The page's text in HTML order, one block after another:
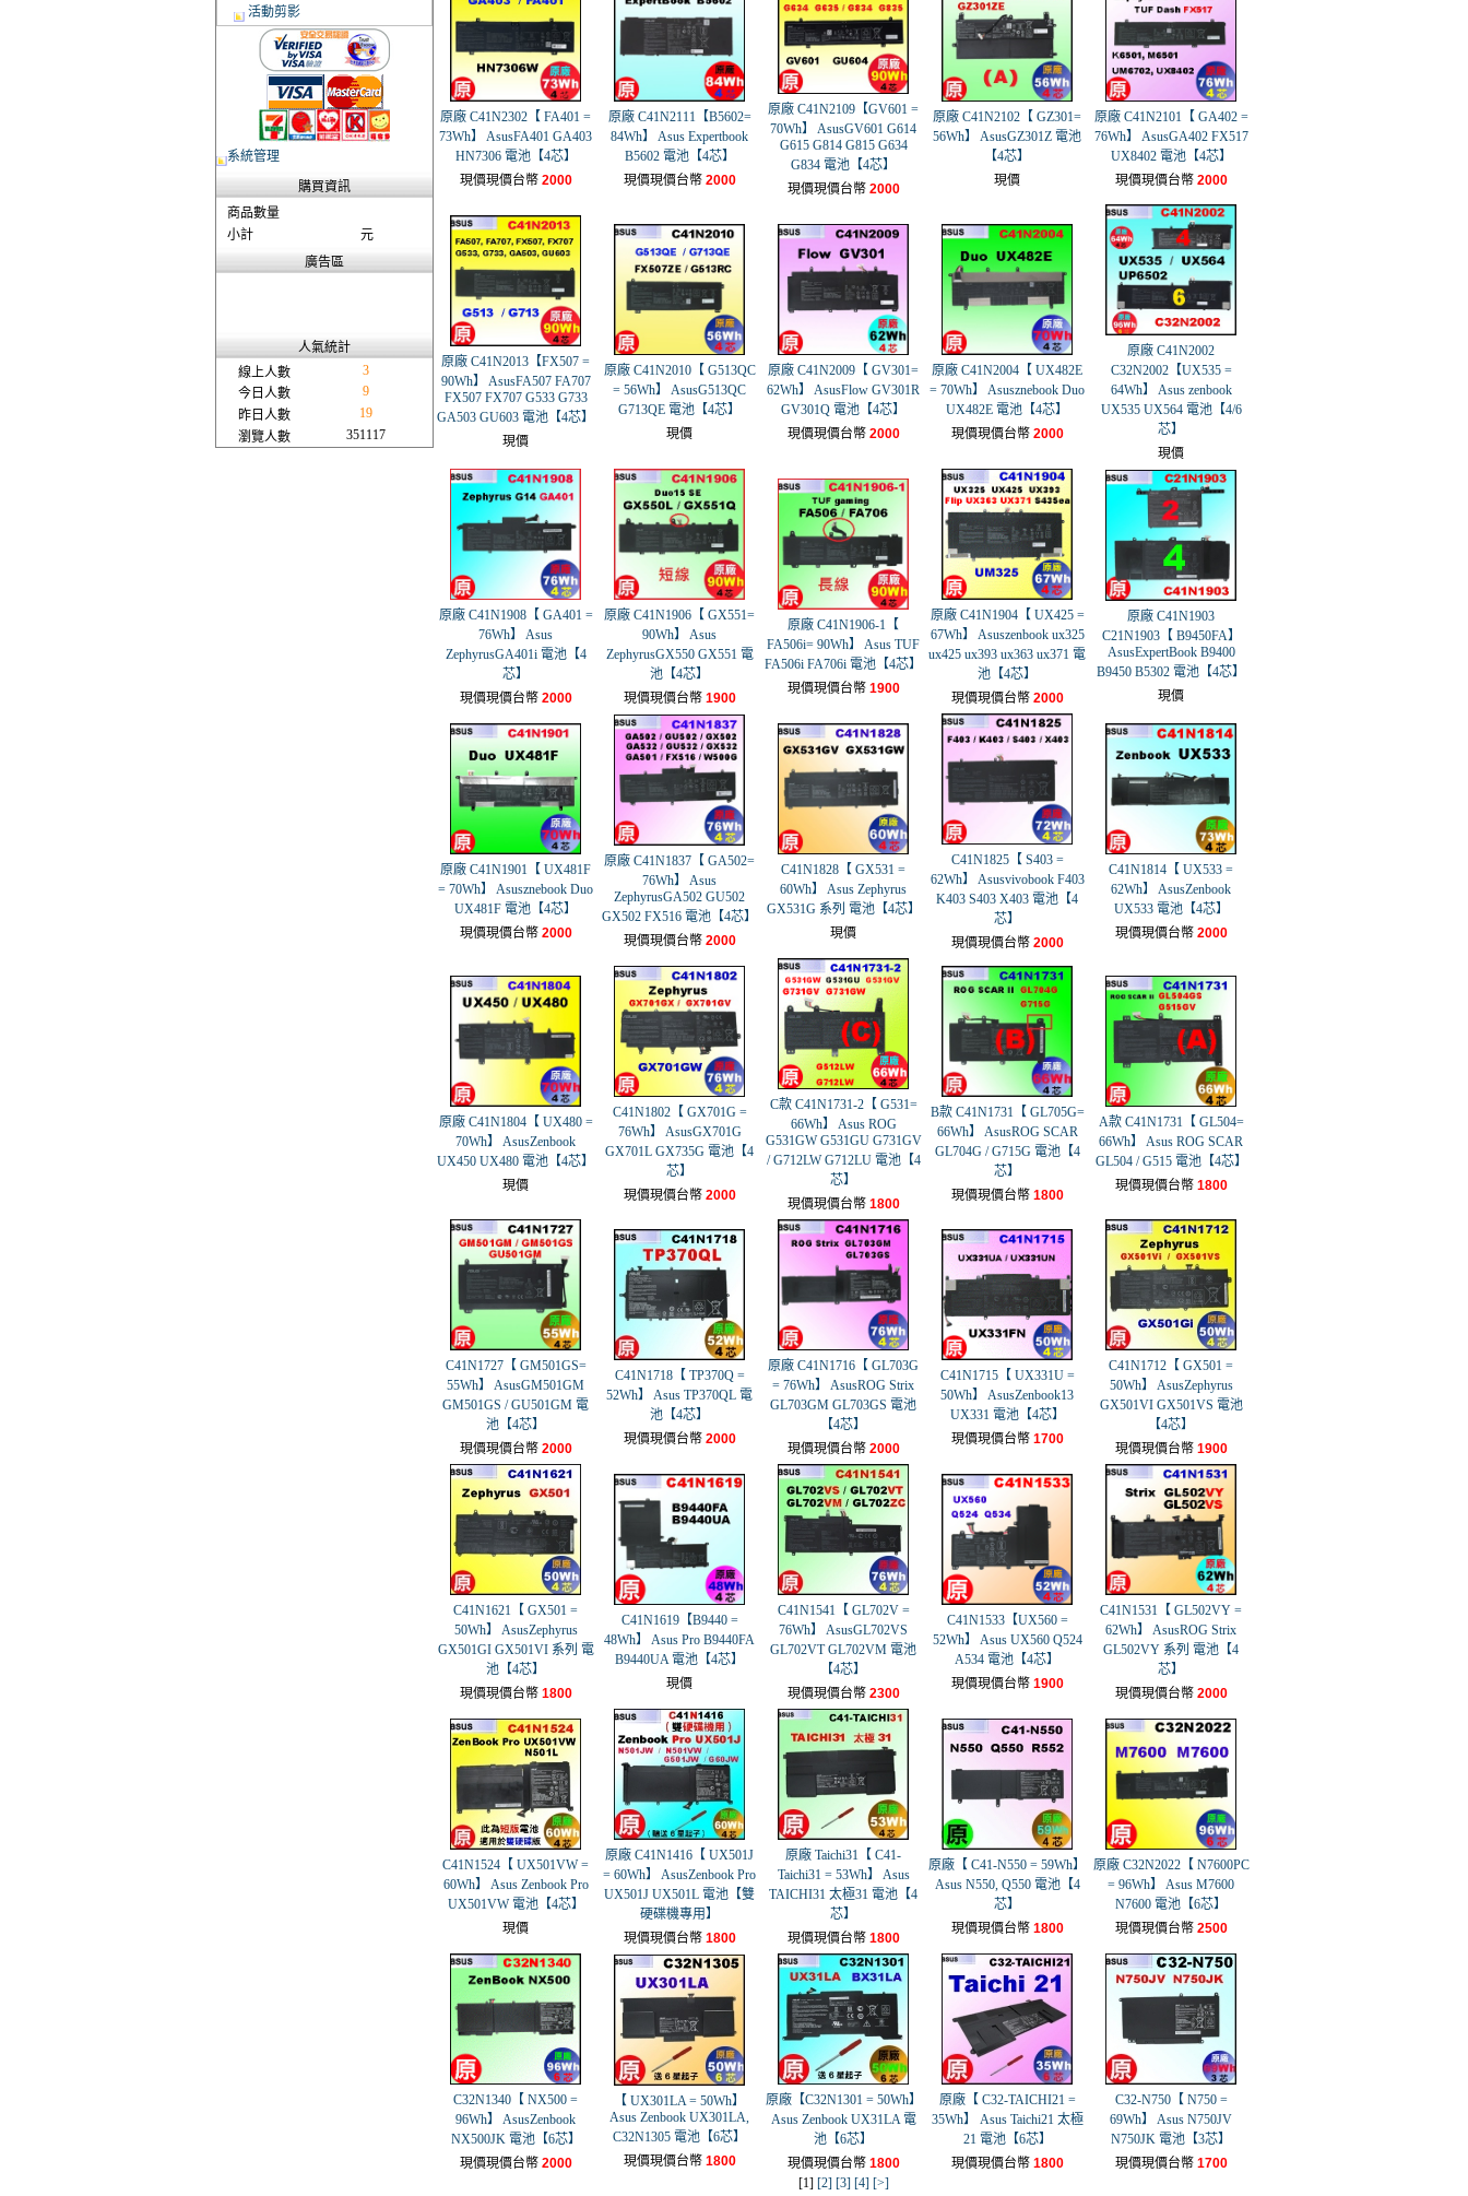
活動剪影
系統管理
購買資訊
商品數量
小計
元
廣告區
人氣統計
線上人數
3
今日人數
9
昨日人數
19
瀏覽人數
351117
原廠 C41N2302【 FA401 =
73Wh】 AsusFA401 GA403
HN7306 電池【4芯】
現價現價台幣 2000
原廠 C41N2111【B5602=
84Wh】 Asus Expertbook
B5602 電池【4芯】
現價現價台幣 2000
原廠 C41N2109【GV601 =
70Wh】 AsusGV601 G614
G615 G814 G815 G634
G834 電池【4芯】
現價現價台幣 2000
原廠 C41N2102【 GZ301=
56Wh】 AsusGZ301Z 電池
【4芯】
現價
原廠 C41N2101【 GA402 =
76Wh】 AsusGA402 FX517
UX8402 電池【4芯】
現價現價台幣 2000
原廠 C41N2013【FX507 =
90Wh】 AsusFA507 FA707
FX507 FX707 G533 G733
GA503 GU603 電池【4芯】
現價
原廠 C41N2010【 G513QC
= 56Wh】 AsusG513QC
G713QE 電池【4芯】
現價
原廠 C41N2009【 GV301=
62Wh】 AsusFlow GV301R
GV301Q 電池【4芯】
現價現價台幣 2000
原廠 C41N2004【 UX482E
= 70Wh】 Asusznebook Duo
UX482E 電池【4芯】
現價現價台幣 2000
原廠 C41N2002
C32N2002【UX535 =
64Wh】 Asus zenbook
UX535 UX564 電池【4/6
芯】
現價
原廠 C41N1908【 GA401 =
76Wh】 Asus
ZephyrusGA401i 電池【4
芯】
現價現價台幣 2000
原廠 C41N1906【 GX551=
90Wh】 Asus
ZephyrusGX550 GX551 電
池【4芯】
現價現價台幣 1900
原廠 C41N1906-1【
FA506i= 90Wh】 Asus TUF
FA506i FA706i 電池【4芯】
現價現價台幣 1900
原廠 C41N1904【 UX425 =
67Wh】 Asuszenbook ux325
ux425 ux393 ux363 ux371 電
池【4芯】
現價現價台幣 2000
原廠 C41N1903
C21N1903【 B9450FA】
AsusExpertBook B9400
B9450 B5302 電池【4芯】
現價
原廠 C41N1901【 UX481F
= 70Wh】 Asusznebook Duo
UX481F 電池【4芯】
現價現價台幣 2000
原廠 C41N1837【 GA502=
76Wh】 Asus
ZephyrusGA502 GU502
GX502 FX516 電池【4芯】
現價現價台幣 2000
C41N1828【 GX531 =
60Wh】 Asus Zephyrus
GX531G 系列 電池【4芯】
現價
C41N1825【 S403 =
62Wh】 Asusvivobook F403
K403 S403 X403 電池【4
芯】
現價現價台幣 2000
C41N1814【 UX533 =
62Wh】 AsusZenbook
UX533 電池【4芯】
現價現價台幣 2000
原廠 C41N1804【 UX480 =
70Wh】 AsusZenbook
UX450 UX480 電池【4芯】
現價
C41N1802【 GX701G =
76Wh】 AsusGX701G
GX701L GX735G 電池【4
芯】
現價現價台幣 2000
C款 C41N1731-2【 G531=
66Wh】 Asus ROG
G531GW G531GU G731GV
/ G712LW G712LU 電池【4
芯】
現價現價台幣 1800
B款 C41N1731【 GL705G=
66Wh】 AsusROG SCAR
GL704G / G715G 電池【4
芯】
現價現價台幣 1800
A款 C41N1731【 GL504=
66Wh】 Asus ROG SCAR
GL504 / G515 電池【4芯】
現價現價台幣 1800
C41N1727【 GM501GS=
55Wh】 AsusGM501GM
GM501GS / GU501GM 電
池【4芯】
現價現價台幣 2000
C41N1718【 TP370Q =
52Wh】 Asus TP370QL 電
池【4芯】
現價現價台幣 2000
原廠 C41N1716【 GL703G
= 76Wh】 AsusROG Strix
GL703GM GL703GS 電池
【4芯】
現價現價台幣 2000
C41N1715【 UX331U =
50Wh】 AsusZenbook13
UX331 電池【4芯】
現價現價台幣 1700
C41N1712【 GX501 =
50Wh】 AsusZephyrus
GX501VI GX501VS 電池
【4芯】
現價現價台幣 1900
C41N1621【 GX501 =
50Wh】 AsusZephyrus
GX501GI GX501VI 系列 電
池【4芯】
現價現價台幣 1800
C41N1619【B9440 =
48Wh】 Asus Pro B9440FA
B9440UA 電池【4芯】
現價
C41N1541【 GL702V =
76Wh】 AsusGL702VS
GL702VT GL702VM 電池
【4芯】
現價現價台幣 2300
C41N1533【UX560 =
52Wh】 Asus UX560 Q524
A534 電池【4芯】
現價現價台幣 1900
C41N1531【 GL502VY =
62Wh】 AsusROG Strix
GL502VY 系列 電池【4
芯】
現價現價台幣 2000
C41N1524【 UX501VW =
60Wh】 Asus Zenbook Pro
UX501VW 電池【4芯】
現價
原廠 C41N1416【 UX501J
= 60Wh】 AsusZenbook Pro
UX501J UX501L 電池【雙
硬碟機專用】
現價現價台幣 1800
原廠 Taichi31【 C41-
Taichi31 = 53Wh】 Asus
TAICHI31 太極31 電池【4
芯】
現價現價台幣 1800
原廠【 C41-N550 = 59Wh】
Asus N550, Q550 電池【4
芯】
現價現價台幣 1800
原廠 C32N2022【 N7600PC
= 96Wh】 Asus M7600
N7600 電池【6芯】
現價現價台幣 2500
C32N1340【 NX500 =
96Wh】 AsusZenbook
NX500JK 電池【6芯】
現價現價台幣 2000
【 UX301LA = 50Wh】
Asus Zenbook UX301LA,
C32N1305 電池【6芯】
現價現價台幣 1800
原廠【C32N1301 = 50Wh】
Asus Zenbook UX31LA 電
池【6芯】
現價現價台幣 1800
原廠【 C32-TAICHI21 =
35Wh】 Asus Taichi21 太極
21 電池【6芯】
現價現價台幣 1800
C32-N750【 N750 =
69Wh】 Asus N750JV
N750JK 電池【3芯】
現價現價台幣 1700
[1] [2] [3] [4] [>]